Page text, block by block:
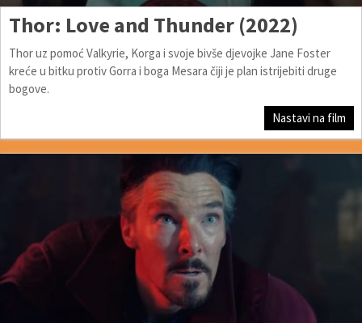
Thor: Love and Thunder (2022)
Thor uz pomoć Valkyrie, Korga i svoje bivše djevojke Jane Foster
kreće u bitku protiv Gorra i boga Mesara čiji je plan istrijebiti druge
bogove.
Nastavi na film